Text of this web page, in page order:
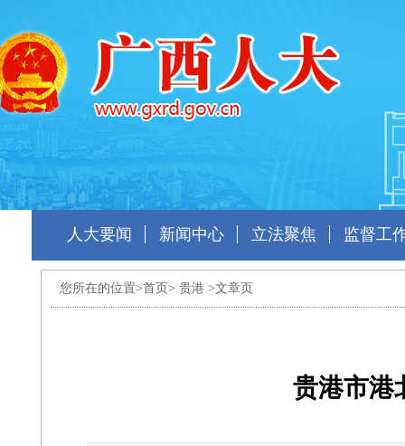
人大要闻 新闻中心 立法聚焦 监督工
您所在的位置>首页 > 贵港 >文章页
贵港市港